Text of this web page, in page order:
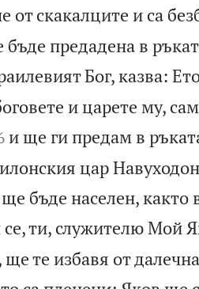
от скакалците и са
предадена в
Бог, казва:
и царете му,
и ще ги предам в
цар
ще бъде населен,
ти, служителю Мой
те избавя от